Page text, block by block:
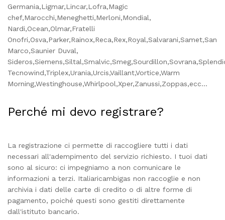
Germania,Ligmar,Lincar,Lofra,Magic
chef,Marocchi,Meneghetti,Merloni,Mondial,
Nardi,Ocean,Olmar,Fratelli
Onofri,Osva,Parker,Rainox,Reca,Rex,Royal,Salvarani,Samet,San
Marco,Saunier Duval,
Tecnowind,Triplex,Urania,Urcis,Vaillant,Vortice,Warm
Morning,Westinghouse,Whirlpool,Xper,Zanussi,Zoppas,ecc...
Perché mi devo registrare?
La registrazione ci permette di raccogliere tutti i dati
necessari all'adempimento del servizio richiesto. I tuoi dati
sono al sicuro: ci impegniamo a non comunicare le
informazioni a terzi. Italiaricambigas non raccoglie e non
archivia i dati delle carte di credito o di altre forme di
pagamento, poiché questi sono gestiti direttamente
dall'istituto bancario.